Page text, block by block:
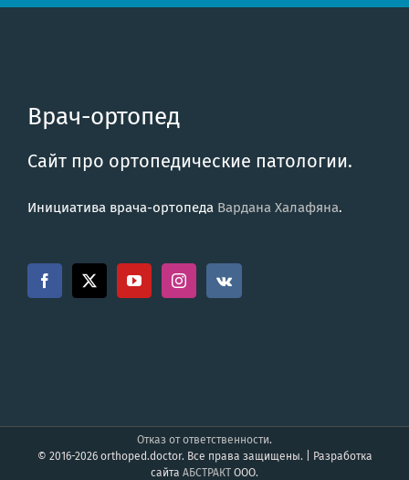
Врач-ортопед
Сайт про ортопедические патологии.
Инициатива врача-ортопеда Вардана Халафяна.
Отказ от ответственности.
© 2016-2026 orthoped.doctor. Все права защищены. | Разработка
сайта АБСТРАКТ ООО.